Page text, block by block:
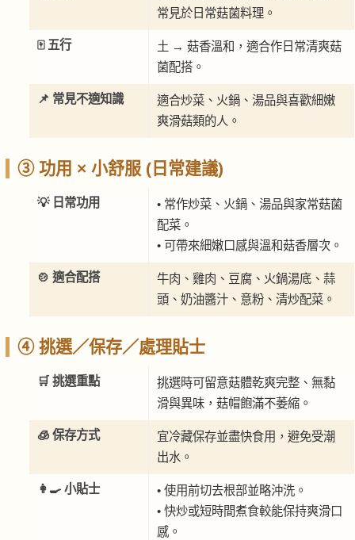
常見於日常菇菌料理。
🀄 五行
土 → 菇香溫和，適合作日常清爽菇
菌配搭。
📌 常見不適知識
適合炒菜、火鍋、湯品與喜歡細嫩
爽滑菇類的人。
③ 功用 × 小舒服 (日常建議)
💡 日常功用
• 常作炒菜、火鍋、湯品與家常菇菌
配菜。
• 可帶來細嫩口感與溫和菇香層次。
🍲 適合配搭
牛肉、雞肉、豆腐、火鍋湯底、蒜
頭、奶油醬汁、意粉、清炒配菜。
④ 挑選／保存／處理貼士
🛒 挑選重點
挑選時可留意菇體乾爽完整、無黏
滑與異味，菇帽飽滿不萎縮。
🧊 保存方式
宜冷藏保存並盡快食用，避免受潮
出水。
👩‍🍳 小貼士
• 使用前切去根部並略沖洗。
• 快炒或短時間煮食較能保持爽滑口
感。